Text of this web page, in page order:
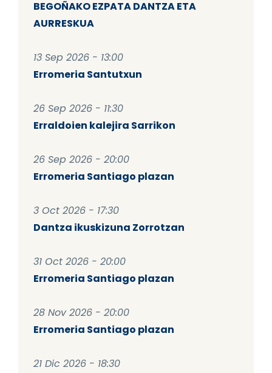
BEGOÑAKO EZPATA DANTZA ETA
AURRESKUA
13 Sep 2026 - 13:00
Erromeria Santutxun
26 Sep 2026 - 11:30
Erraldoien kalejira Sarrikon
26 Sep 2026 - 20:00
Erromeria Santiago plazan
3 Oct 2026 - 17:30
Dantza ikuskizuna Zorrotzan
31 Oct 2026 - 20:00
Erromeria Santiago plazan
28 Nov 2026 - 20:00
Erromeria Santiago plazan
21 Dic 2026 - 18:30